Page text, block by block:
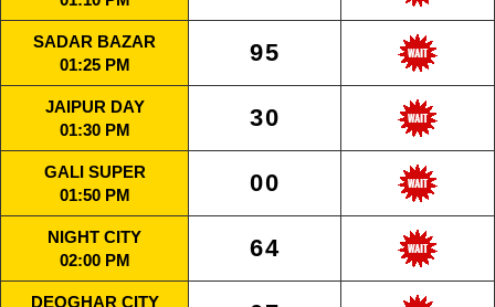
SADAR BAZAR
01:25 PM
95
JAIPUR DAY
01:30 PM
30
GALI SUPER
01:50 PM
00
NIGHT CITY
02:00 PM
64
DEOGHAR CITY